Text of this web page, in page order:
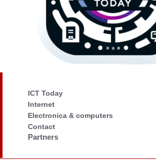
ICT Today
Internet
Electronica & computers
Contact
Partners